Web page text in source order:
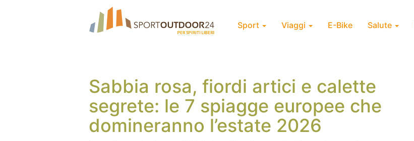
Sport Viaggi E-Bike Salute
Sabbia rosa, fiordi artici e calette
segrete: le 7 spiagge europee che
domineranno l’estate 2026